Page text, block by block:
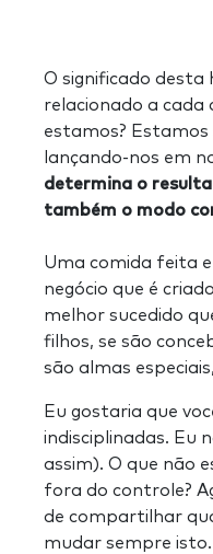
O significado desta
relacionado a cada
estamos?
lançando-nos em
determina o
também o modo
Uma comida feita
negócio que é
melhor sucedido
filhos, se são
são almas
Eu gostaria que
indisciplinadas. Eu
assim). O que não
fora do controle?
de compartilhar
mudar sempre